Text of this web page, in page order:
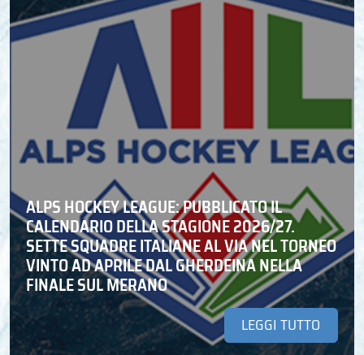
ALPS HOCKEY LEAGUE: PUBBLICATO IL
CALENDARIO DELLA STAGIONE 2026/27.
SETTE SQUADRE ITALIANE AL VIA NEL TORNEO
VINTO AD APRILE DAL GHERDEINA NELLA
FINALE SUL MERANO
LEGGI TUTTO